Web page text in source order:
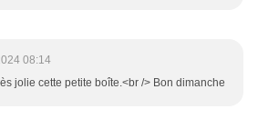
08:14
jolie cette petite boîte.<br /> Bon dimanche